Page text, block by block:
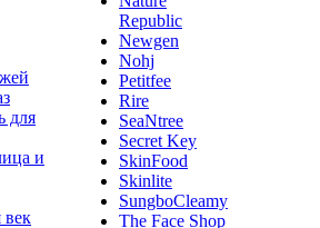
для
и
век
Republic
Newgen
Nohj
Petitfee
Rire
SeaNtree
Secret Key
SkinFood
Skinlite
SungboCleamy
The Face Shop